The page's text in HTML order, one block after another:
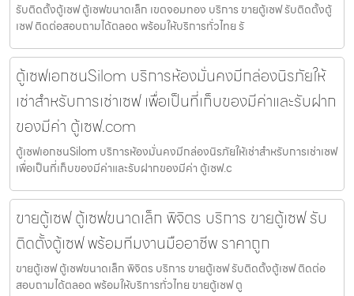
รับติดตั้งตู้เซฟ ตู้เซฟขนาดเล็ก เขตจอมทอง บริการ ขายตู้เซฟ รับติดตั้งตู้
เซฟ ติดต่อสอบถามได้ตลอด พร้อมให้บริการทั่วไทย รั
ตู้เซฟเอกชนSilom บริการห้องมั่นคงมีกล่องนิรภัยให้
เช่าสำหรับการเช่าเซฟ เพื่อเป็นที่เก็บของมีค่าและรับฝาก
ของมีค่า ตู้เซฟ.com
ตู้เซฟเอกชนSilom บริการห้องมั่นคงมีกล่องนิรภัยให้เช่าสำหรับการเช่าเซฟ
เพื่อเป็นที่เก็บของมีค่าและรับฝากของมีค่า ตู้เซฟ.c
ขายตู้เซฟ ตู้เซฟขนาดเล็ก พิจิตร บริการ ขายตู้เซฟ รับ
ติดตั้งตู้เซฟ พร้อมทีมงานมืออาชีพ ราคาถูก
ขายตู้เซฟ ตู้เซฟขนาดเล็ก พิจิตร บริการ ขายตู้เซฟ รับติดตั้งตู้เซฟ ติดต่อ
สอบถามได้ตลอด พร้อมให้บริการทั่วไทย ขายตู้เซฟ ตู